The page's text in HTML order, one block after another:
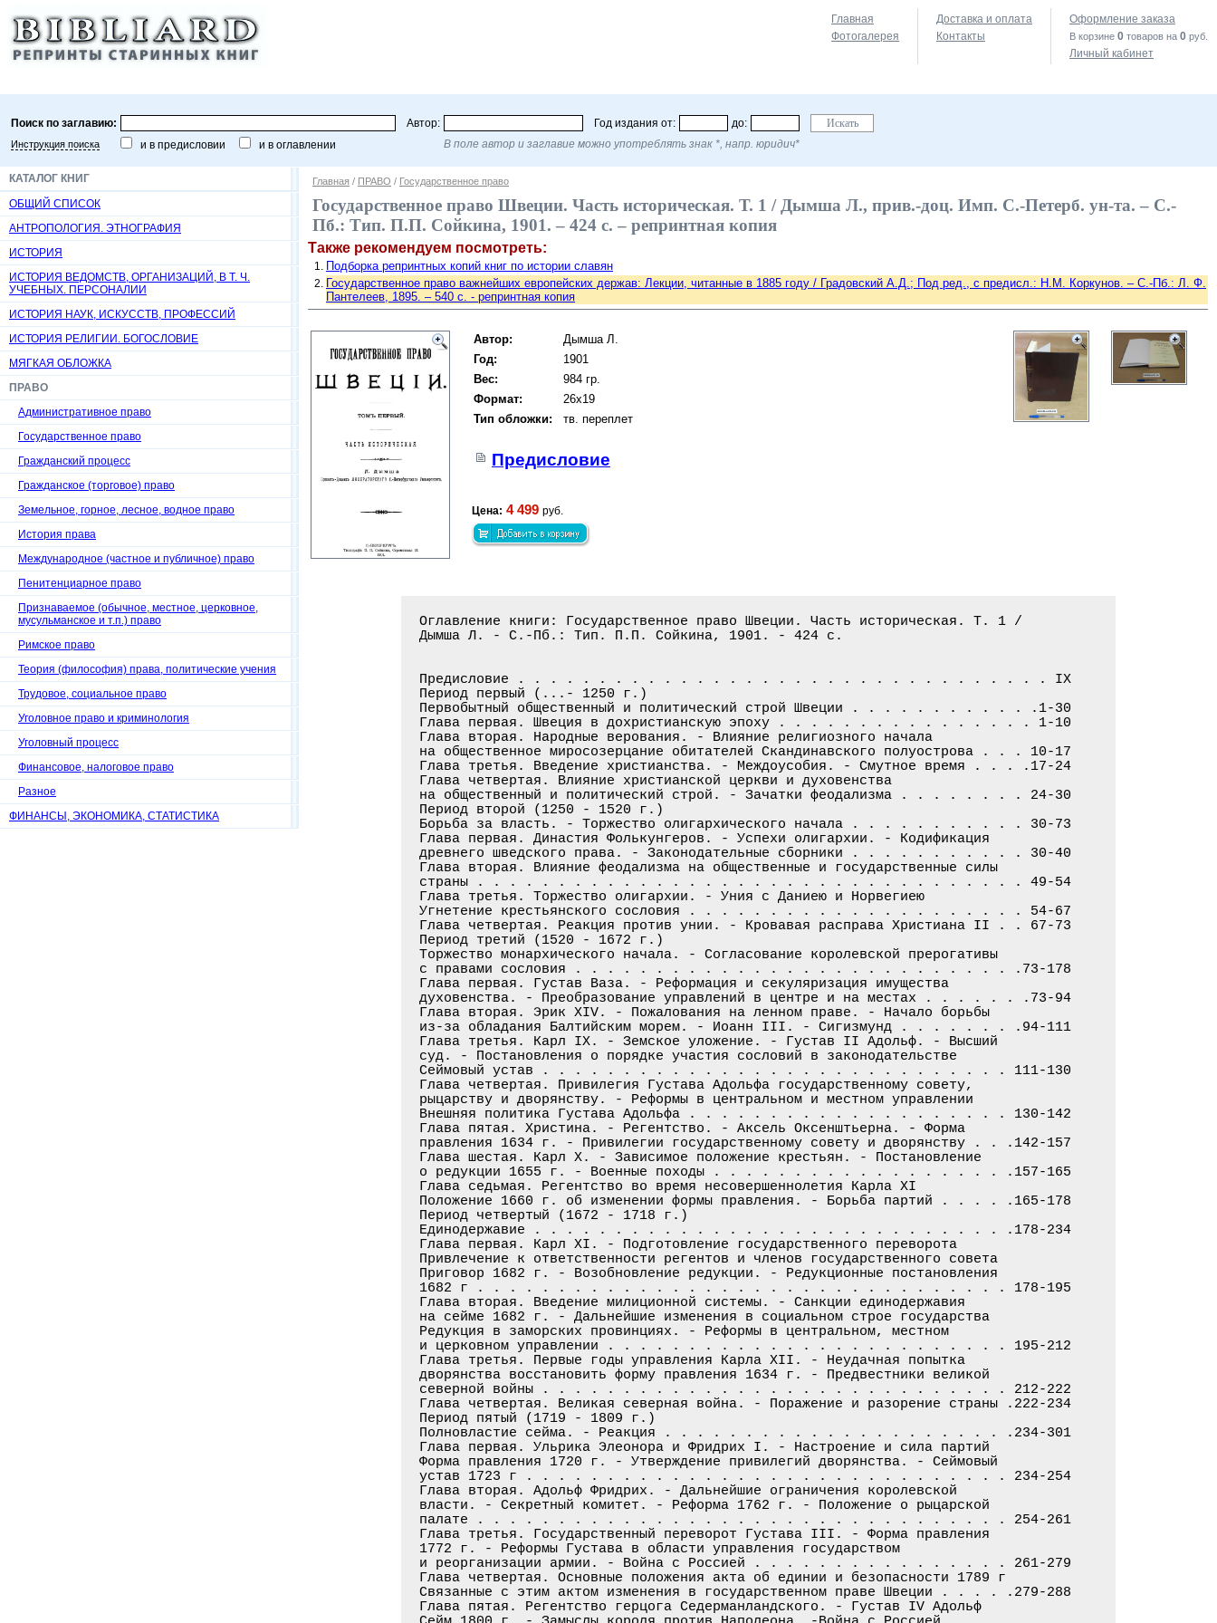
Главная
Фотогалерея
Доставка и оплата
Контакты
Оформление заказа
В корзине 0 товаров на 0 руб.
Личный кабинет
Поиск по заглавию: Автор: Год издания от: до:
Инструкция поиска и в предисловии и в оглавлении В поле автор и заглавие можно употреблять знак *, напр. юридич*
КАТАЛОГ КНИГ
ОБЩИЙ СПИСОК
АНТРОПОЛОГИЯ. ЭТНОГРАФИЯ
ИСТОРИЯ
ИСТОРИЯ ВЕДОМСТВ, ОРГАНИЗАЦИЙ, В Т. Ч.
УЧЕБНЫХ. ПЕРСОНАЛИИ
ИСТОРИЯ НАУК, ИСКУССТВ, ПРОФЕССИЙ
ИСТОРИЯ РЕЛИГИИ. БОГОСЛОВИЕ
МЯГКАЯ ОБЛОЖКА
ПРАВО
Административное право
Государственное право
Гражданский процесс
Гражданское (торговое) право
Земельное, горное, лесное, водное право
История права
Международное (частное и публичное) право
Пенитенциарное право
Признаваемое (обычное, местное, церковное,
мусульманское и т.п.) право
Римское право
Теория (философия) права, политические учения
Трудовое, социальное право
Уголовное право и криминология
Уголовный процесс
Финансовое, налоговое право
Разное
ФИНАНСЫ, ЭКОНОМИКА, СТАТИСТИКА
Главная / ПРАВО / Государственное право
Государственное право Швеции. Часть историческая. Т. 1 / Дымша Л., прив.-доц. Имп. С.-Петерб. ун-та. – С.-
Пб.: Тип. П.П. Сойкина, 1901. – 424 с. – репринтная копия
Также рекомендуем посмотреть:
Подборка репринтных копий книг по истории славян
Государственное право важнейших европейских держав: Лекции, читанные в 1885 году / Градовский А.Д.; Под ред., с предисл.: Н.М. Коркунов. – С.-Пб.: Л. Ф.
Пантелеев, 1895. – 540 с. - репринтная копия
Автор:
Дымша Л.
Год:
1901
Вес:
984 гр.
Формат:
26x19
Тип обложки:
тв. переплет
Предисловие
Цена: 4 499 руб.
Оглавление книги: Государственное право Швеции. Часть историческая. Т. 1 /
Дымша Л. - С.-Пб.: Тип. П.П. Сойкина, 1901. - 424 с.
Предисловие . . . . . . . . . . . . . . . . . . . . . . . . . . . . . . . . . IX
Период первый (...- 1250 г.)
Первобытный общественный и политический строй Швеции . . . . . . . . . . . .1-30
Глава первая. Швеция в дохристианскую эпоху . . . . . . . . . . . . . . . . 1-10
Глава вторая. Народные верования. - Влияние религиозного начала
на общественное миросозерцание обитателей Скандинавского полуострова . . . 10-17
Глава третья. Введение христианства. - Междоусобия. - Смутное время . . . .17-24
Глава четвертая. Влияние христианской церкви и духовенства
на общественный и политический строй. - Зачатки феодализма . . . . . . . . 24-30
Период второй (1250 - 1520 г.)
Борьба за власть. - Торжество олигархического начала . . . . . . . . . . . 30-73
Глава первая. Династия Фолькунгеров. - Успехи олигархии. - Кодификация
древнего шведского права. - Законодательные сборники . . . . . . . . . . . 30-40
Глава вторая. Влияние феодализма на общественные и государственные силы
страны . . . . . . . . . . . . . . . . . . . . . . . . . . . . . . . . . . 49-54
Глава третья. Торжество олигархии. - Уния с Даниею и Норвегиею
Угнетение крестьянского сословия . . . . . . . . . . . . . . . . . . . . . 54-67
Глава четвертая. Реакция против унии. - Кровавая расправа Христиана II . . 67-73
Период третий (1520 - 1672 г.)
Торжество монархического начала. - Согласование королевской прерогативы
с правами сословия . . . . . . . . . . . . . . . . . . . . . . . . . . . .73-178
Глава первая. Густав Ваза. - Реформация и секуляризация имущества
духовенства. - Преобразование управлений в центре и на местах . . . . . . .73-94
Глава вторая. Эрик XIV. - Пожалования на ленном праве. - Начало борьбы
из-за обладания Балтийским морем. - Иоанн III. - Сигизмунд . . . . . . . .94-111
Глава третья. Карл IX. - Земское уложение. - Густав II Адольф. - Высший
суд. - Постановления о порядке участия сословий в законодательстве
Сеймовый устав . . . . . . . . . . . . . . . . . . . . . . . . . . . . . 111-130
Глава четвертая. Привилегия Густава Адольфа государственному совету,
рыцарству и дворянству. - Реформы в центральном и местном управлении
Внешняя политика Густава Адольфа . . . . . . . . . . . . . . . . . . . . 130-142
Глава пятая. Христина. - Регентство. - Аксель Оксенштьерна. - Форма
правления 1634 г. - Привилегии государственному совету и дворянству . . .142-157
Глава шестая. Карл Х. - Зависимое положение крестьян. - Постановление
о редукции 1655 г. - Военные походы . . . . . . . . . . . . . . . . . . .157-165
Глава седьмая. Регентство во время несовершеннолетия Карла XI
Положение 1660 г. об изменении формы правления. - Борьба партий . . . . .165-178
Период четвертый (1672 - 1718 г.)
Единодержавие . . . . . . . . . . . . . . . . . . . . . . . . . . . . . .178-234
Глава первая. Карл XI. - Подготовление государственного переворота
Привлечение к ответственности регентов и членов государственного совета
Приговор 1682 г. - Возобновление редукции. - Редукционные постановления
1682 г . . . . . . . . . . . . . . . . . . . . . . . . . . . . . . . . . 178-195
Глава вторая. Введение милиционной системы. - Санкции единодержавия
на сейме 1682 г. - Дальнейшие изменения в социальном строе государства
Редукция в заморских провинциях. - Реформы в центральном, местном
и церковном управлении . . . . . . . . . . . . . . . . . . . . . . . . . 195-212
Глава третья. Первые годы управления Карла XII. - Неудачная попытка
дворянства восстановить форму правления 1634 г. - Предвестники великой
северной войны . . . . . . . . . . . . . . . . . . . . . . . . . . . . . 212-222
Глава четвертая. Великая северная война. - Поражение и разорение страны .222-234
Период пятый (1719 - 1809 г.)
Полновластие сейма. - Реакция . . . . . . . . . . . . . . . . . . . . . .234-301
Глава первая. Ульрика Элеонора и Фридрих I. - Настроение и сила партий
Форма правления 1720 г. - Утверждение привилегий дворянства. - Сеймовый
устав 1723 г . . . . . . . . . . . . . . . . . . . . . . . . . . . . . . 234-254
Глава вторая. Адольф Фридрих. - Дальнейшие ограничения королевской
власти. - Секретный комитет. - Реформа 1762 г. - Положение о рыцарской
палате . . . . . . . . . . . . . . . . . . . . . . . . . . . . . . . . . 254-261
Глава третья. Государственный переворот Густава III. - Форма правления
1772 г. - Реформы Густава в области управления государством
и реорганизации армии. - Война с Россией . . . . . . . . . . . . . . . . 261-279
Глава четвертая. Основные положения акта об единии и безопасности 1789 г
Связанные с этим актом изменения в государственном праве Швеции . . . . .279-288
Глава пятая. Регентство герцога Седерманландского. - Густав IV Адольф